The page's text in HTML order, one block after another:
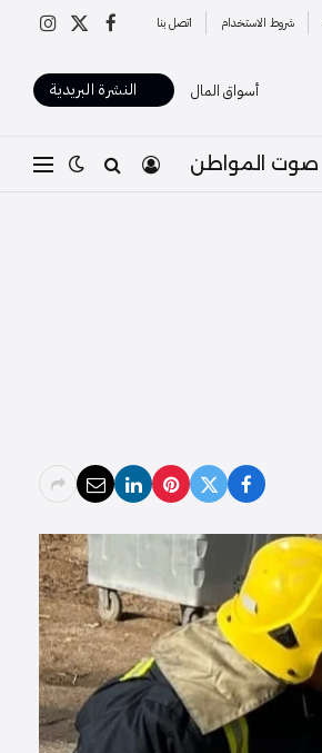
شروط الاستخدام اتصل بنا فيسبوك
X
أسواق المال النشرة البريدية
صوت المواطن